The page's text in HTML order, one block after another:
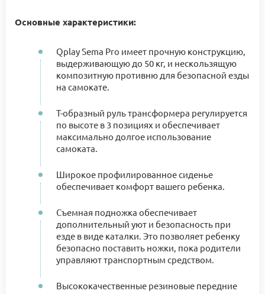
Основные характеристики:
Qplay Sema Pro имеет прочную конструкцию,
выдерживающую до 50 кг, и нескользящую
композитную противню для безопасной езды
на самокате.
Т-образный руль трансформера регулируется
по высоте в 3 позициях и обеспечивает
максимально долгое использование
самоката.
Широкое профилированное сиденье
обеспечивает комфорт вашего ребенка.
Съемная подножка обеспечивает
дополнительный уют и безопасность при
езде в виде каталки. Это позволяет ребенку
безопасно поставить ножки, пока родители
управляют транспортным средством.
Высококачественные резиновые передние